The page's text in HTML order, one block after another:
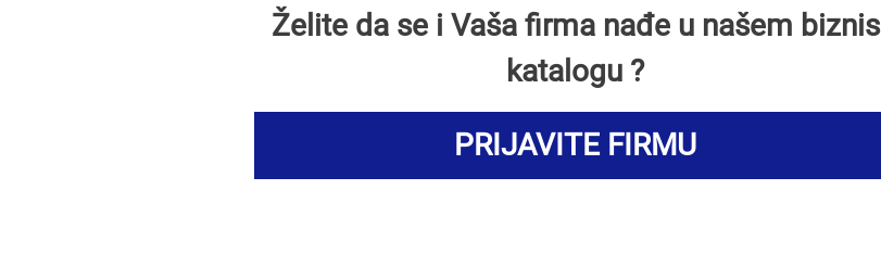
Želite da se i Vaša firma nađe u našem biznis
katalogu ?
PRIJAVITE FIRMU